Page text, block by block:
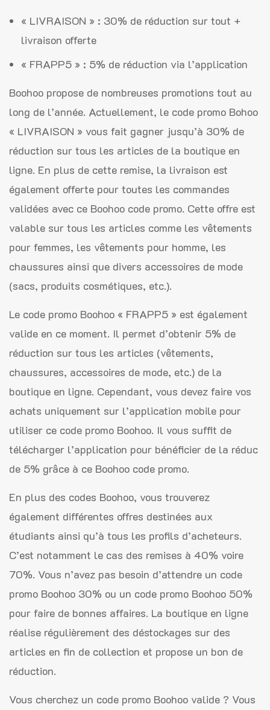
« LIVRAISON » : 30% de réduction sur tout +
livraison offerte
« FRAPP5 » : 5% de réduction via l’application
Boohoo propose de nombreuses promotions tout au
long de l’année. Actuellement, le code promo Bohoo
« LIVRAISON » vous fait gagner jusqu’à 30% de
réduction sur tous les articles de la boutique en
ligne. En plus de cette remise, la livraison est
également offerte pour toutes les commandes
validées avec ce Boohoo code promo. Cette offre est
valable sur tous les articles comme les vêtements
pour femmes, les vêtements pour homme, les
chaussures ainsi que divers accessoires de mode
(sacs, produits cosmétiques, etc.).
Le code promo Boohoo « FRAPP5 » est également
valide en ce moment. Il permet d’obtenir 5% de
réduction sur tous les articles (vêtements,
chaussures, accessoires de mode, etc.) de la
boutique en ligne. Cependant, vous devez faire vos
achats uniquement sur l’application mobile pour
utiliser ce code promo Boohoo. Il vous suffit de
télécharger l’application pour bénéficier de la réduc
de 5% grâce à ce Boohoo code promo.
En plus des codes Boohoo, vous trouverez
également différentes offres destinées aux
étudiants ainsi qu’à tous les profils d’acheteurs.
C’est notamment le cas des remises à 40% voire
70%. Vous n’avez pas besoin d’attendre un code
promo Boohoo 30% ou un code promo Boohoo 50%
pour faire de bonnes affaires. La boutique en ligne
réalise régulièrement des déstockages sur des
articles en fin de collection et propose un bon de
réduction.
Vous cherchez un code promo Boohoo valide ? Vous